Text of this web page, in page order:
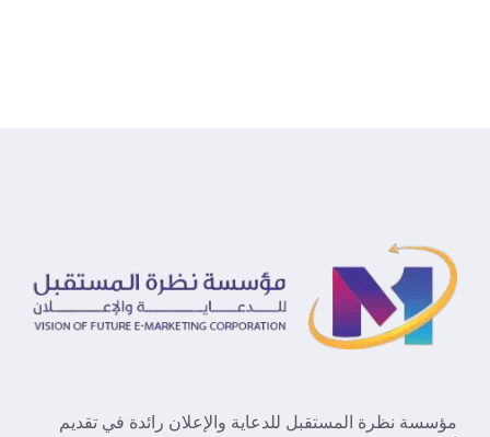
مؤسسة نظرة المستقبل للدعاية والإعلان رائدة في تقديم